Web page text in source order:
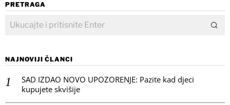
PRETRAGA
NAJNOVIJI ČLANCI
SAD IZDAO NOVO UPOZORENJE: Pazite kad djeci
kupujete skvišije